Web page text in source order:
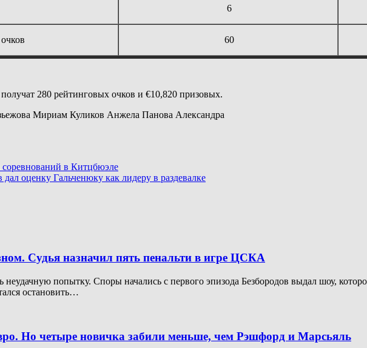
6
60
280 рейтинговых очков и €10,820 призовых.
Мириам Куликов Анжела Панова Александра
в Китцбюэле
оценку Гальченюку как лидеру в раздевалке
Судья назначил пять пенальти в игре ЦСКА
попытку. Споры начались с первого эпизода Безбородов выдал шоу,
остановить…
Но четыре новичка забили меньше, чем Рэшфорд и Марсьяль